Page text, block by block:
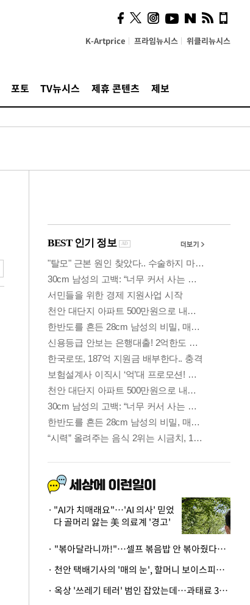
K-Artprice 프라임뉴시스 위클리뉴시스
포토 TV뉴시스 제휴 콘텐츠 제보
시, 스마트폰 액세서리에
NFC 더했다
"AI가 치매래요"…'AI 의사' 믿었
다 골머리 앓는 美 의료계 '경고'
· "볶아달라니까!"…셀프 볶음밥 안 볶아줬다고 사장 폭행한 손님
· 천안 택배기사의 '매의 눈', 할머니 보이스피싱 피해 막아
· 옥상 '쓰레기 테러' 범인 잡았는데…과태료 3만원 처분에 숙박업주 허탈